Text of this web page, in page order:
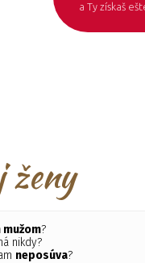
a Ty získaš
ženy
?
nikdy?
neposúva?